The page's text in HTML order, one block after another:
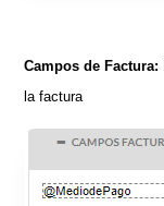
Campos de Factura:
la factura